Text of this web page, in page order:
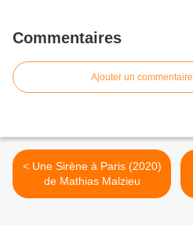
Commentaires
Ajouter un commentaire
< Une Sirène à Paris (2020)
de Mathias Malzieu